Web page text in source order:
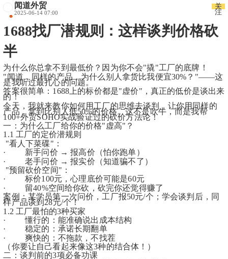
闻道外贸
2025-06-14 07:00
关
注
1688找厂潜规则：这样谈判价格砍
半
为什么你总拿不到最低价？因为你不会"撬"工厂的底牌！
"闻道，同样的产品，为什么别人拿货比我便宜30%？"——这
是我听过最扎心的问题。
答案很简单：1688上的标价都是"虚价"，真正的低价是谈出来
的！
今天，我就来教你如何用工厂的思维去谈判，让你用同样的
产品，拿到比别人低50%的价格。这不是吹牛，而是我帮
100+外贸SOHO实战验证过的砍价方法论！
一：为什么工厂给你的价格"虚高"？
1.1 工厂的定价潜规则
"看人下菜碟"：
·         新手问价 → 报高价（怕你跑单）
·         老手问价 → 报实价（知道骗不了）
"预留砍价空间"：
·         标价100元，心理底价可能是60元
·         留40%空间给你砍，砍完你还觉得赚了
案例：某学员第一次问价，工厂报50元/个；学会谈判后，同
样产品谈到28元/个！
1.2 工厂最怕的3种买家
·         懂行的：能准确说出成本结构
·         稳定的：承诺长期翻单
·         爽快的：不拖款，不找茬
（你要让自己看起来像这3种的结合体！）
二：谈判前的3项必备功课